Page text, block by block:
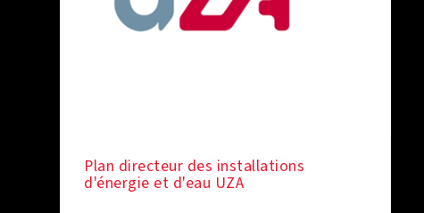
Plan directeur des installations
d'énergie et d'eau UZA